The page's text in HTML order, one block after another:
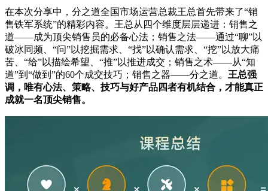
在本次分享中，分之道全国市场运营总裁王总首先带来了“销
售铁军系统”的精彩内容。王总从四个维度层层递进：销售之
道——成为顶尖销售员的必备心法；销售之法——通过“聊”以
破冰同频、“问”以挖掘需求、“找”以确认需求、“挖”以放大痛
苦、“给”以描绘希望、“推”以推进成交；销售之术——从“知
道”到“做到”的60个成交技巧；销售之器——分之道。 王总强
调，唯有心法、策略、技巧与好产品四者有机结合，才能真正
成就一名顶尖销售。